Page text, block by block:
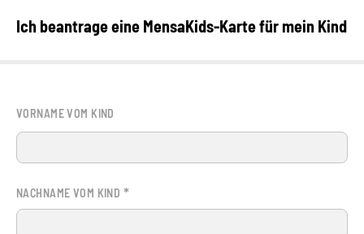
Ich beantrage eine MensaKids-Karte für mein Kind
VORNAME VOM KIND
NACHNAME VOM KIND *